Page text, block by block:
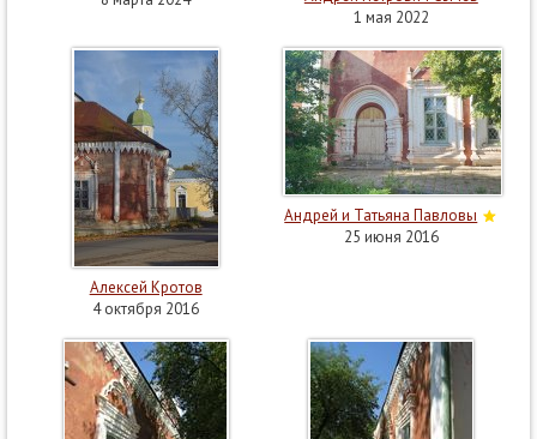
1 мая 2022
Алексей Кротов
4 октября 2016
Андрей и Татьяна Павловы
25 июня 2016